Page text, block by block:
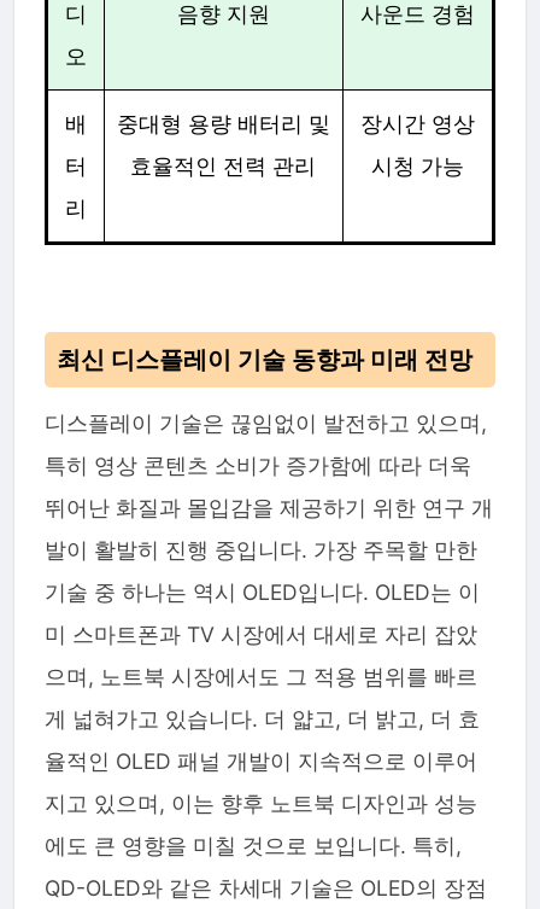
디
오
음향 지원
사운드 경험
배
터
리
중대형 용량 배터리 및
효율적인 전력 관리
장시간 영상
시청 가능
최신 디스플레이 기술 동향과 미래 전망
디스플레이 기술은 끊임없이 발전하고 있으며,
특히 영상 콘텐츠 소비가 증가함에 따라 더욱
뛰어난 화질과 몰입감을 제공하기 위한 연구 개
발이 활발히 진행 중입니다. 가장 주목할 만한
기술 중 하나는 역시 OLED입니다. OLED는 이
미 스마트폰과 TV 시장에서 대세로 자리 잡았
으며, 노트북 시장에서도 그 적용 범위를 빠르
게 넓혀가고 있습니다. 더 얇고, 더 밝고, 더 효
율적인 OLED 패널 개발이 지속적으로 이루어
지고 있으며, 이는 향후 노트북 디자인과 성능
에도 큰 영향을 미칠 것으로 보입니다. 특히,
QD-OLED와 같은 차세대 기술은 OLED의 장점